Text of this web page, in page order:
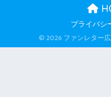
プライバシ
© 2026 ファンレター